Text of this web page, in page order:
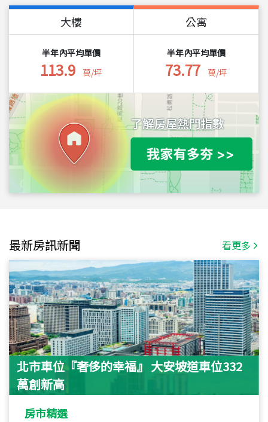
大樓
半年內平均單價
113.9 萬/坪
公寓
半年內平均單價
73.77 萬/坪
最新房訊新聞 看更多
北市車位『奢侈的幸福』 大安坡道車位332
萬創新高
房市精選